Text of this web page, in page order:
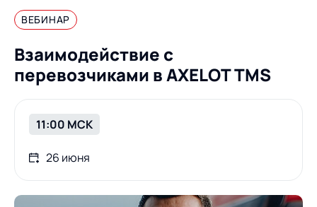
Продукты
Роботизация
Академия
База знаний
Услуги
Пресс-центр
О компании
ВЕБИНАР
Взаимодействие с
перевозчиками в AXELOT TMS
11:00 МСК
26 июня